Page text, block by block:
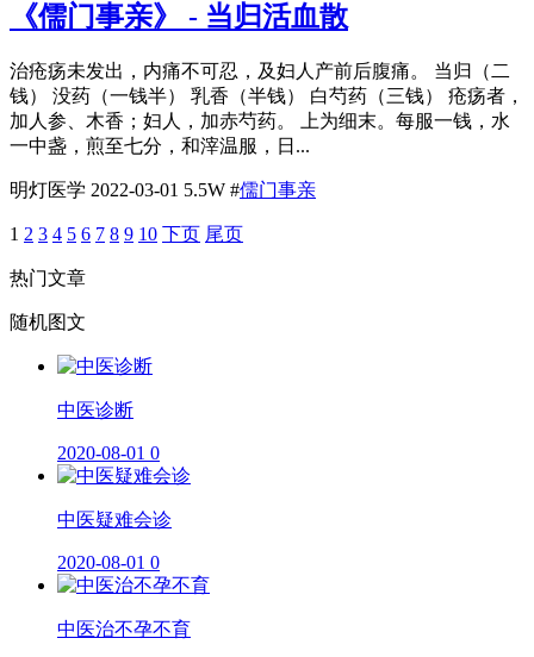
《儒门事亲》 - 当归活血散
治疮疡未发出，内痛不可忍，及妇人产前后腹痛。 当归（二
钱） 没药（一钱半） 乳香（半钱） 白芍药（三钱） 疮疡者，
加人参、木香；妇人，加赤芍药。 上为细末。每服一钱，水
一中盏，煎至七分，和滓温服，日...
明灯医学 2022-03-01 5.5W #儒门事亲
1 2 3 4 5 6 7 8 9 10 下页 尾页
热门文章
随机图文
​中医诊断
2020-08-01 0
中医疑难会诊
2020-08-01 0
中医治不孕不育